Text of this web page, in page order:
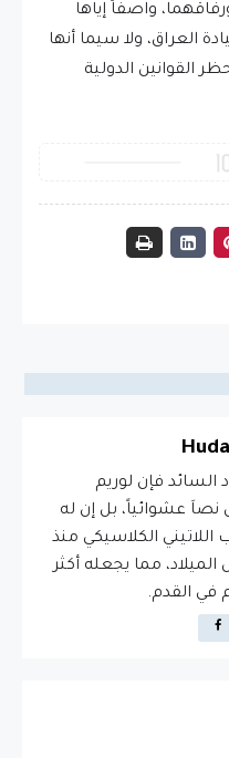
واصفاً إياها
العراق، ولا سيما أنها
القوانين الدولية
السائد فإن لوريم
عشوائياً، بل إن له
اللاتيني الكلاسيكي منذ
45 قبل الميلاد، مما يجعله أكثر